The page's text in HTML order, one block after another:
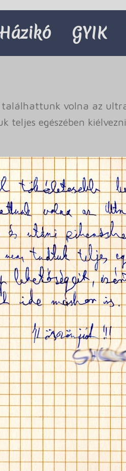
Házikó GYIK
volna az
teljes egészében